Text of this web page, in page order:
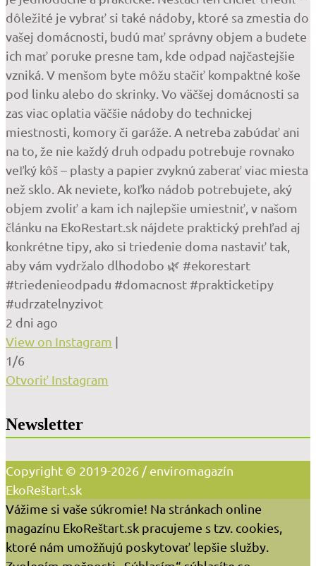
dôležité je vybrať si také nádoby, ktoré sa zmestia do
vašej domácnosti, budú mať správny objem a budete
ich mať poruke presne tam, kde odpad najčastejšie
vzniká. V menšom byte môžu stačiť kompaktné koše
pod linku alebo do skrinky. Vo väčšej domácnosti sa
zas viac oplatia väčšie nádoby do technickej
miestnosti, komory či garáže. A netreba zabúdať ani
na to, že nie každý druh odpadu potrebuje rovnako
veľký kôš – plasty a papier zvyknú zaberať viac miesta
než sklo. Ak neviete, koľko nádob potrebujete, aký
objem zvoliť a kam ich najlepšie umiestniť, v našom
článku na EkoRestart.sk nájdete praktický prehľad aj
konkrétne tipy, ako si triedenie doma nastaviť tak,
aby vám vydržalo dlhodobo 🌿 #ekorestart
#triedenieodpadu #domacnost #prakticketipy
#udrzatelnyzivot
2 dni ago
View on Instagram |
1/6
Otvoriť Instagram
Newsletter
Copyright © 2019-2026 / enviromagazín
EkoReštart.sk
Vážime si vaše súkromie! Na stránkach online
magazínu EkoReštart.sk pracujeme s tzv. cookies,
ktoré nám umožňujú poskytovať lepšie služby.